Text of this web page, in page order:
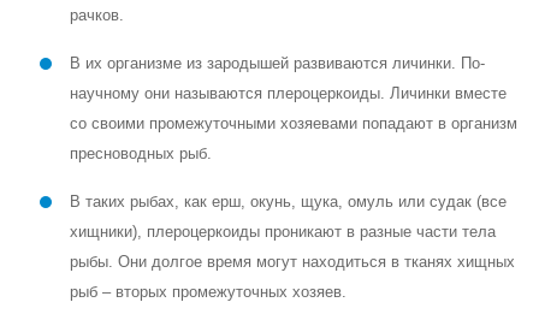
рачков.
В их организме из зародышей развиваются личинки. По-
научному они называются плероцеркоиды. Личинки вместе
со своими промежуточными хозяевами попадают в организм
пресноводных рыб.
В таких рыбах, как ерш, окунь, щука, омуль или судак (все
хищники), плероцеркоиды проникают в разные части тела
рыбы. Они долгое время могут находиться в тканях хищных
рыб – вторых промежуточных хозяев.